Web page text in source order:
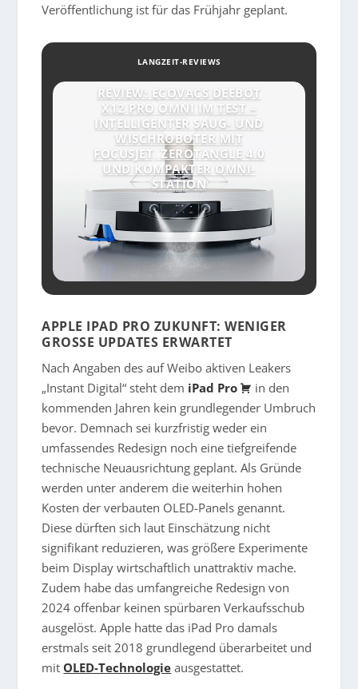
Veröffentlichung ist für das Frühjahr geplant.
LANGZEIT-REVIEWS
REVIEW: ECOVACS DEEBOT
X12 PRO OMNI IM TEST –
INTELLIGENTER SAUG- UND
WISCHROBOTER MIT
FOCUSJET, ZEROTANGLE 4.0
UND KOMPAKTER OMNI-
STATION
APPLE IPAD PRO ZUKUNFT: WENIGER
GROSSE UPDATES ERWARTET
Nach Angaben des auf Weibo aktiven Leakers
„Instant Digital“ steht dem iPad Pro
in den
kommenden Jahren kein grundlegender Umbruch
bevor. Demnach sei kurzfristig weder ein
umfassendes Redesign noch eine tiefgreifende
technische Neuausrichtung geplant. Als Gründe
werden unter anderem die weiterhin hohen
Kosten der verbauten OLED-Panels genannt.
Diese dürften sich laut Einschätzung nicht
signifikant reduzieren, was größere Experimente
beim Display wirtschaftlich unattraktiv mache.
Zudem habe das umfangreiche Redesign von
2024 offenbar keinen spürbaren Verkaufsschub
ausgelöst. Apple hatte das iPad Pro damals
erstmals seit 2018 grundlegend überarbeitet und
mit OLED-Technologie ausgestattet.